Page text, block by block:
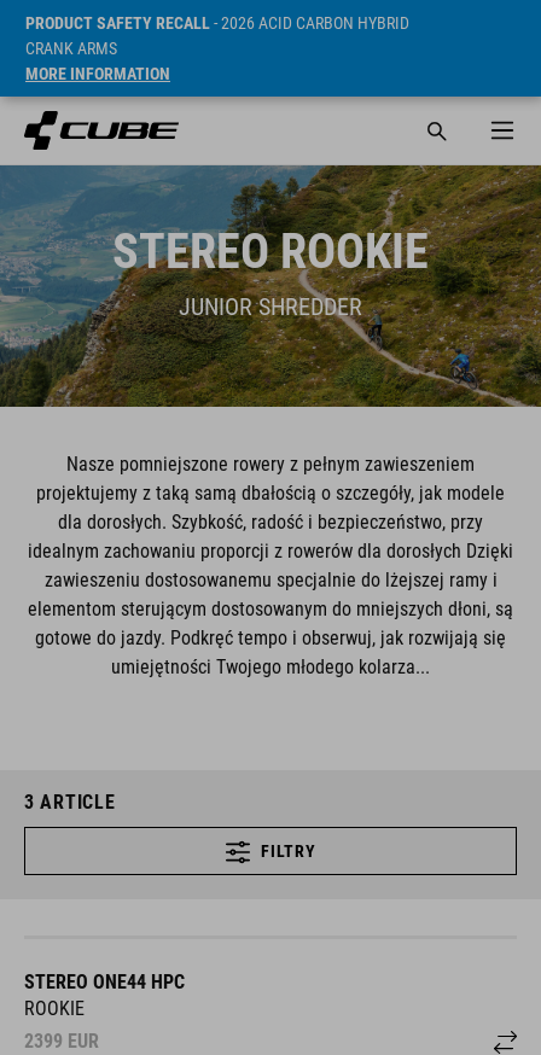
PRODUCT SAFETY RECALL- 2026 ACID CARBON HYBRID
CRANK ARMS
MORE INFORMATION
STEREO ROOKIE
JUNIOR SHREDDER
Nasze pomniejszone rowery z pełnym zawieszeniem
projektujemy z taką samą dbałością o szczegóły, jak modele
dla dorosłych. Szybkość, radość i bezpieczeństwo, przy
idealnym zachowaniu proporcji z rowerów dla dorosłych Dzięki
zawieszeniu dostosowanemu specjalnie do lżejszej ramy i
elementom sterującym dostosowanym do mniejszych dłoni, są
gotowe do jazdy. Podkręć tempo i obserwuj, jak rozwijają się
umiejętności Twojego młodego kolarza...
3 ARTICLE
FILTRY
STEREO ONE44 HPC
ROOKIE
2399 EUR